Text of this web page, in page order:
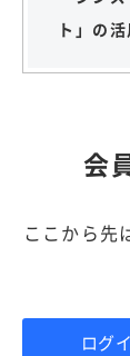
ト」の
会
ここから先
ログ